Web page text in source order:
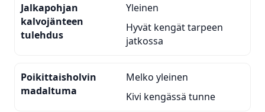
Jalkapohjan
kalvojänteen
tulehdus
Yleinen
Hyvät kengät tarpeen
jatkossa
Poikittaisholvin
madaltuma
Melko yleinen
Kivi kengässä tunne